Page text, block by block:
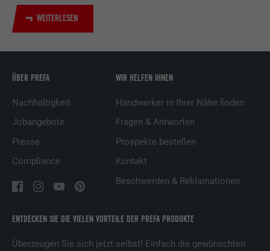
WEITERLESEN
ENTDECKEN SIE DIE VIELEN VORTEILE DER PREFA PRODUKTE
Überzeugen Sie sich jetzt selbst! Einfach die gewünschten
ÜBER PREFA
Nachhaltigkeit
Jobangebote
Presse
Compliance
WIR HELFEN IHNEN
Handwerker in Ihrer Nähe finden
Fragen & Antworten
Prospekte bestellen
Kontakt
Beschwerden & Reklamationen
Dienstleistungen.
Anbieter
Laufzeit
Wird verwendet, um Besucher auf
mehreren Webseiten zu verfolgen, um
präsentieren.
Name lidc